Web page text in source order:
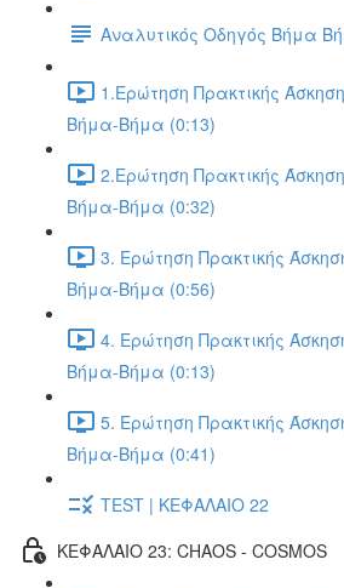
Αναλυτικός Οδηγός Βήμα
1.Ερώτηση Πρακτικής
Βήμα-Βήμα (0:13)
2.Ερώτηση Πρακτικής
Βήμα-Βήμα (0:32)
3. Ερώτηση Πρακτικής
Βήμα-Βήμα (0:56)
4. Ερώτηση Πρακτικής
Βήμα-Βήμα (0:13)
5. Ερώτηση Πρακτικής
Βήμα-Βήμα (0:41)
TEST | ΚΕΦΑΛΑΙΟ 22
ΚΕΦΑΛΑΙΟ 23: CHAOS - COSMOS